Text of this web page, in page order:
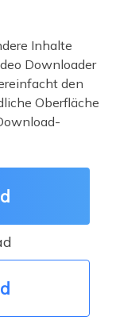
Inhalte
Downloader
den
Oberfläche